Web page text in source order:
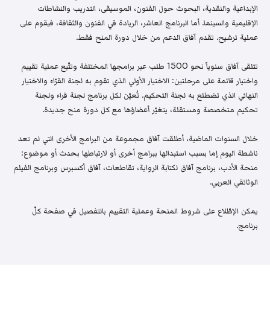
الإبداعية والنقدية، البحوث حول الفنون، الموسيقى، التدريب والنشاطات
الإقليمية والسينما. أما البرنامج العاشر، الريادة في الفنون والثقافة، فيقوم على
عملية ترشيح. تقدم آفاق الدعم من خلال دورة المنح فقط.
تتلقى آفاق سنوياً نحو 1500 طلب عبر برامجها المختلفة وتتّبع عملية تقييم
واختيار قائمة على مرحلتين: الاختيار الأولي الذي تقوم به لجنة القرّاء والاختيار
النهائي الذي تضطلع به لجنة التحكيم. تُعيّن لكل برنامج لجنة قراء ولجنة
تحكيم متخصصة ومستقلة، يتغيّر أعضاؤها مع كل دورة منح جديدة.
خلال السنوات الماضية، أطلقت آفاق مجموعة من البرامج الأخرى التي لم تعد
ناشطة اليوم إما بسبب استبدالها ببرامج أخرى أو لارتباطها بحدث أو موضوع:
منحة الأدب، برنامج آفاق لكتابة الرواية، تقاطعات، آفاق أكسبرس وبرنامج الفيلم
الوثائقي العربي.
يمكن الإطّلاع على شروط المنحة وعملية التقييم بالتفصيل في صفحة كلّ
برنامج.